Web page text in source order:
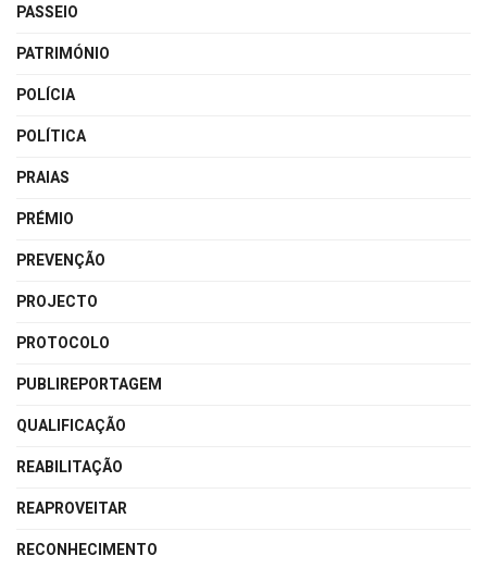
PASSEIO
PATRIMÓNIO
POLÍCIA
POLÍTICA
PRAIAS
PRÉMIO
PREVENÇÃO
PROJECTO
PROTOCOLO
PUBLIREPORTAGEM
QUALIFICAÇÃO
REABILITAÇÃO
REAPROVEITAR
RECONHECIMENTO